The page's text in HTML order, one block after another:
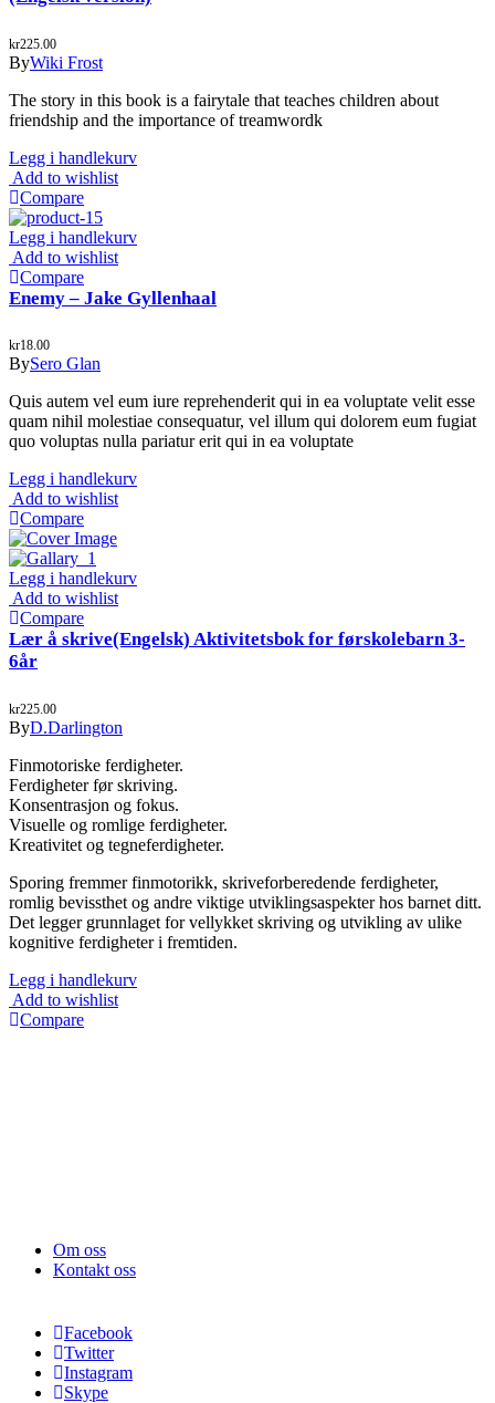
kr225.00
ByWiki Frost
The story in this book is a fairytale that teaches children about
friendship and the importance of treamwordk
Legg i handlekurv
Add to wishlist
Compare
Legg i handlekurv
Add to wishlist
Compare
Enemy – Jake Gyllenhaal
kr18.00
BySero Glan
Quis autem vel eum iure reprehenderit qui in ea voluptate velit esse
quam nihil molestiae consequatur, vel illum qui dolorem eum fugiat
quo voluptas nulla pariatur erit qui in ea voluptate
Legg i handlekurv
Add to wishlist
Compare
Legg i handlekurv
Add to wishlist
Compare
Lær å skrive(Engelsk) Aktivitetsbok for førskolebarn 3-
6år
kr225.00
ByD.Darlington
Finmotoriske ferdigheter.
Ferdigheter før skriving.
Konsentrasjon og fokus.
Visuelle og romlige ferdigheter.
Kreativitet og tegneferdigheter.
Sporing fremmer finmotorikk, skriveforberedende ferdigheter,
romlig bevissthet og andre viktige utviklingsaspekter hos barnet ditt.
Det legger grunnlaget for vellykket skriving og utvikling av ulike
kognitive ferdigheter i fremtiden.
Legg i handlekurv
Add to wishlist
Compare
Om oss
Kontakt oss
Facebook
Twitter
Instagram
Skype